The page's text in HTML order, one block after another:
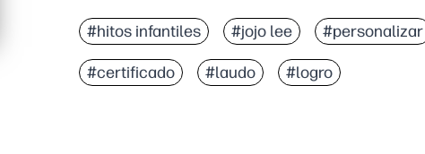
#hitos infantiles #jojo lee #personalizar
#certificado #laudo #logro